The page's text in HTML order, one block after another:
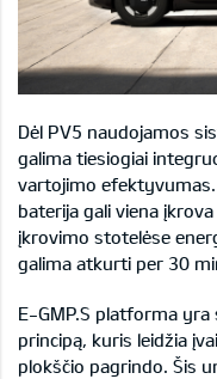
Dėl PV5 naudojamos
galima tiesiogiai
vartojimo efektyvumas.
baterija gali viena
įkrovimo stotelėse
galima atkurti per 30
E-GMP.S platforma
principą, kuris leidžia
plokščio pagrindo. Šis